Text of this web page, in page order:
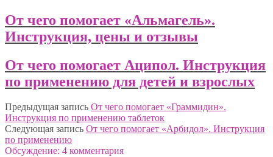
От чего помогает «Альмагель».
Инструкция, цены и отзывы
От чего помогает Аципол. Инструкция
по применению для детей и взрослых
Предыдущая запись От чего помогает «Граммидин».
Инструкция по применению таблеток
Следующая запись От чего помогает «Арбидол». Инструкция
по применению
Обсуждение: 4 комментария